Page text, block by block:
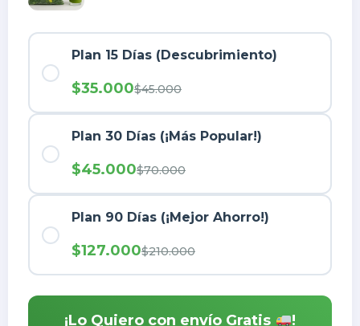
Plan 15 Días (Descubrimiento)
$35.000$45.000
Plan 30 Días (¡Más Popular!)
$45.000$70.000
Plan 90 Días (¡Mejor Ahorro!)
$127.000$210.000
¡Lo Quiero con envío Gratis !